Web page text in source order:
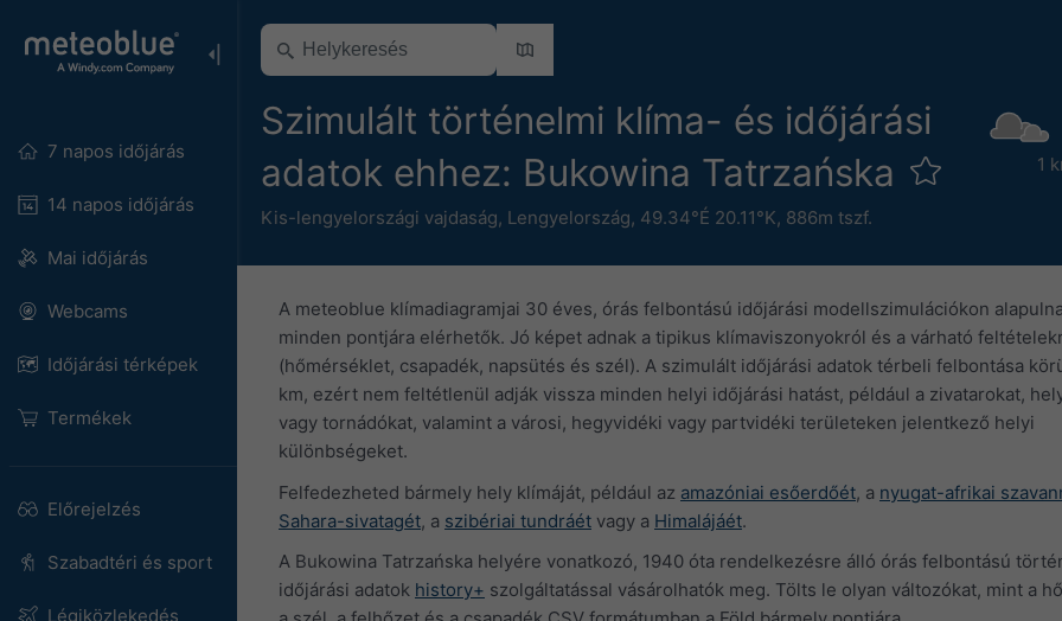
7 napos időjárás
14 napos időjárás
Mai időjárás
Webcams
Időjárási térképek
Termékek
Előrejelzés
Szabadtéri és sport
Légiközlekedés
Szimulált történelmi klíma- és időjárási
adatok ehhez: Bukowina Tatrzańska
Kis-lengyelországi vajdaság, Lengyelország, 49.34°É 20.11°K, 886m tszf.
1
A meteoblue klímadiagramjai 30 éves, órás felbontású időjárási modellszimulációkon
minden pontjára elérhetők. Jó képet adnak a tipikus klímaviszonyokról és a várható
(hőmérséklet, csapadék, napsütés és szél). A szimulált időjárási adatok térbeli felbontása
km, ezért nem feltétlenül adják vissza minden helyi időjárási hatást, például a zivatarokat,
vagy tornádókat, valamint a városi, hegyvidéki vagy partvidéki területeken jelentkező helyi
különbségeket.
Felfedezheted bármely hely klímáját, például az amazóniai esőerdőét, a nyugat-afrikai
Sahara-sivatagét, a szibériai tundráét vagy a Himalájáét.
A Bukowina Tatrzańska helyére vonatkozó, 1940 óta rendelkezésre álló órás felbontású
időjárási adatok history+ szolgáltatással vásárolhatók meg. Tölts le olyan változókat, mint a